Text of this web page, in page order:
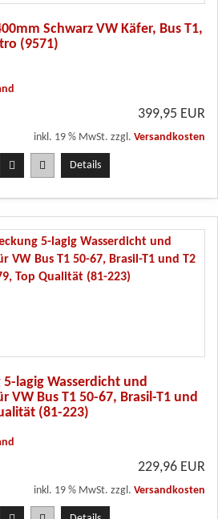
Schwarz VW Käfer, Bus T1,
(9571)
399,95 EUR
inkl. 19 % MwSt. zzgl. Versandkosten
Details
lagig Wasserdicht und
VW Bus T1 50-67, Brasil-T1 und
(81-223)
229,96 EUR
inkl. 19 % MwSt. zzgl. Versandkosten